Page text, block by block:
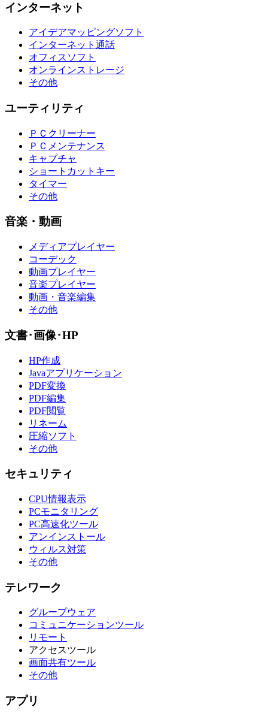
インターネット
アイデアマッピングソフト
インターネット通話
オフィスソフト
オンラインストレージ
その他
ユーティリティ
ＰＣクリーナー
ＰＣメンテナンス
キャプチャ
ショートカットキー
タイマー
その他
音楽・動画
メディアプレイヤー
コーデック
動画プレイヤー
音楽プレイヤー
動画・音楽編集
その他
文書･画像･HP
HP作成
Javaアプリケーション
PDF変換
PDF編集
PDF閲覧
リネーム
圧縮ソフト
その他
セキュリティ
CPU情報表示
PCモニタリング
PC高速化ツール
アンインストール
ウィルス対策
その他
テレワーク
グループウェア
コミュニケーションツール
リモート
アクセスツール
画面共有ツール
その他
アプリ